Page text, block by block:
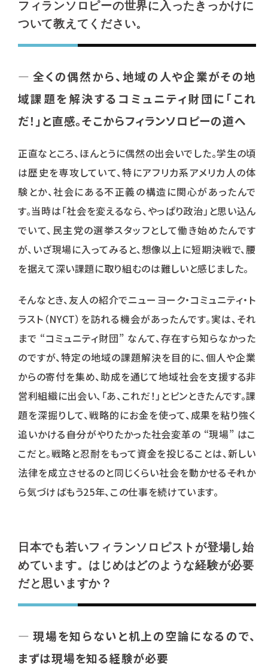
フィランソロピーの世界に入ったきっかけに
ついて教えてください。
―全くの偶然から、地域の人や企業がその地
域課題を解決するコミュニティ財団に「これ
だ！」と直感。そこからフィランソロピーの道へ
正直なところ、ほんとうに偶然の出会いでした。学生の頃
は歴史を専攻していて、特にアフリカ系アメリカ人の体
験とか、社会にある不正義の構造に関心があったんで
す。当時は「社会を変えるなら、やっぱり政治」と思い込ん
でいて、民主党の選挙スタッフとして働き始めたんです
が、いざ現場に入ってみると、想像以上に短期決戦で、腰
を据えて深い課題に取り組むのは難しいと感じました。
そんなとき、友人の紹介でニューヨーク・コミュニティ・ト
ラスト（NYCT）を訪れる機会があったんです。実は、それ
まで “コミュニティ財団” なんて、存在すら知らなかった
のですが、特定の地域の課題解決を目的に、個人や企業
からの寄付を集め、助成を通じて地域社会を支援する非
営利組織に出会い、「あ、これだ！」とピンときたんです。課
題を深掘りして、戦略的にお金を使って、成果を粘り強く
追いかける――自分がやりたかった社会変革の “現場” はこ
こだと。戦略と忍耐をもって資金を投じることは、新しい
法律を成立させるのと同じくらい社会を動かせる――それか
ら気づけばもう25年、この仕事を続けています。
日本でも若いフィランソロピストが登場し始
めています。はじめはどのような経験が必要
だと思いますか？
― 現場を知らないと机上の空論になるので、
まずは現場を知る経験が必要